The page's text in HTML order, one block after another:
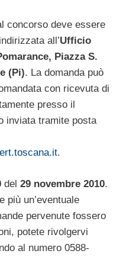
concorso deve essere
all’Ufficio
Piazza S.
(Pi). La domanda può
con ricevuta di
presso il
inviata tramite posta
.
del 29 novembre 2010.
più un’eventuale
pervenute fossero
potete rivolgervi
al numero 0588-